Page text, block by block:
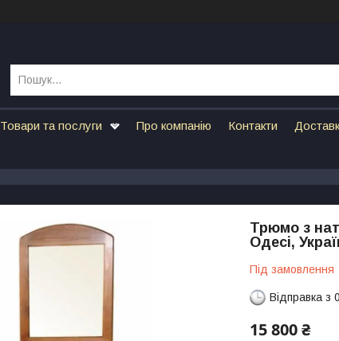
Товари та послуги Про компанію Контакти
Трюмо з
Одесі,
Під замовлення
Відправка з
15 800 ₴